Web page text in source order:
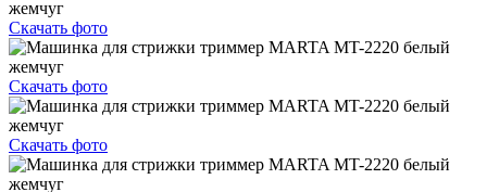
Скачать фото
Скачать фото
Скачать фото